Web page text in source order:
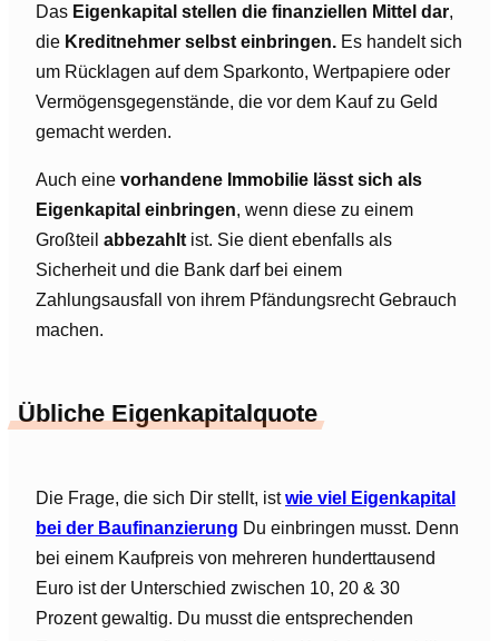
Das Eigenkapital stellen die finanziellen Mittel dar,
die Kreditnehmer selbst einbringen. Es handelt sich
um Rücklagen auf dem Sparkonto, Wertpapiere oder
Vermögensgegenstände, die vor dem Kauf zu Geld
gemacht werden.
Auch eine vorhandene Immobilie lässt sich als
Eigenkapital einbringen, wenn diese zu einem
Großteil abbezahlt ist. Sie dient ebenfalls als
Sicherheit und die Bank darf bei einem
Zahlungsausfall von ihrem Pfändungsrecht Gebrauch
machen.
Übliche Eigenkapitalquote
Die Frage, die sich Dir stellt, istwie viel Eigenkapital
bei der Baufinanzierung Du einbringen musst. Denn
bei einem Kaufpreis von mehreren hunderttausend
Euro ist der Unterschied zwischen 10, 20 & 30
Prozent gewaltig. Du musst die entsprechenden